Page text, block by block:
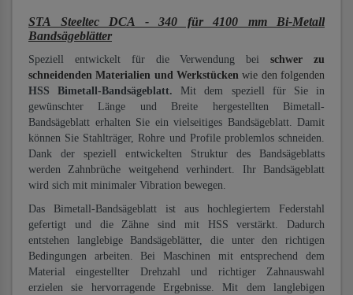
STA Steeltec DCA - 340 für 4100 mm Bi-Metall
Bandsägeblätter
Speziell entwickelt für die Verwendung beischwer zu
schneidenden Materialien und Werkstücken wie den folgenden
HSS Bimetall-Bandsägeblatt. Mit dem speziell für Sie in
gewünschter Länge und Breite hergestellten Bimetall-
Bandsägeblatt erhalten Sie ein vielseitiges Bandsägeblatt. Damit
können Sie Stahlträger, Rohre und Profile problemlos schneiden.
Dank der speziell entwickelten Struktur des Bandsägeblatts
werden Zahnbrüche weitgehend verhindert. Ihr Bandsägeblatt
wird sich mit minimaler Vibration bewegen.
Das Bimetall-Bandsägeblatt ist aus hochlegiertem Federstahl
gefertigt und die Zähne sind mit HSS verstärkt. Dadurch
entstehen langlebige Bandsägeblätter, die unter den richtigen
Bedingungen arbeiten. Bei Maschinen mit entsprechend dem
Material eingestellter Drehzahl und richtiger Zahnauswahl
erzielen sie hervorragende Ergebnisse. Mit dem langlebigen